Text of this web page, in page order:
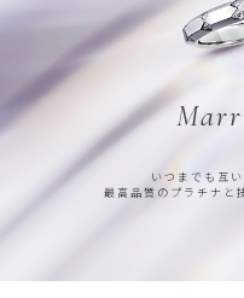
いつまでも互
最高品質のプラチナと